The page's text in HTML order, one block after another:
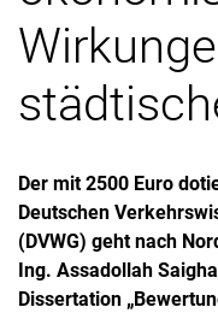
Der mit 2500 Euro
Deutschen
(DVWG) geht nach
Ing. Assadollah
Dissertation